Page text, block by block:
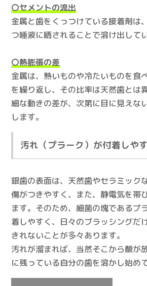
〇セメントの流出
金属と歯をくっつけている接着剤は
つ唾液に晒されることで溶け出して
〇熱膨張の差
金属は、熱いものや冷たいものを食
を繰り返し、その比率は天然歯とは
細な動きの差が、次第に目に見えな
します。
汚れ（プラーク）が付着しや
銀歯の表面は、天然歯やセラミック
傷がつきやすく、また、静電気を帯
ます。そのため、細菌の塊であるプ
着しやすく、日々のブラッシングだ
きれないことが多々あります。
汚れが溜まれば、当然そこから酸が
に残っている自分の歯を溶かし始め